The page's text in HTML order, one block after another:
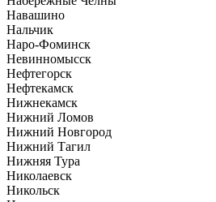
Навашино
Нальчик
Наро-Фоминск
Невинномысск
Нефтегорск
Нефтекамск
Нижнекамск
Нижний Ломов
Нижний Новгород
Нижний Тагил
Нижняя Тура
Николаевск
Никольск